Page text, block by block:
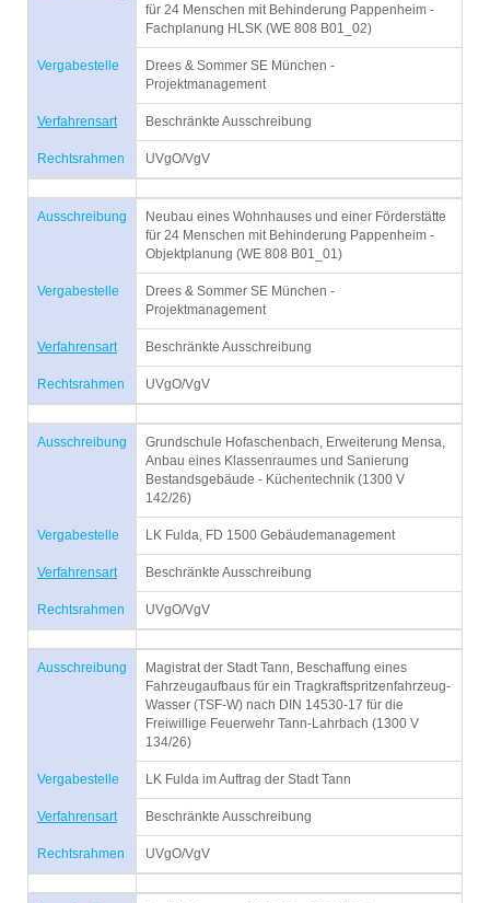
für 24 Menschen mit Behinderung Pappenheim -
Fachplanung HLSK (WE 808 B01_02)
Vergabestelle
Drees & Sommer SE München -
Projektmanagement
Verfahrensart Beschränkte Ausschreibung
Rechtsrahmen UVgO/VgV
Ausschreibung
Neubau eines Wohnhauses und einer Förderstätte
für 24 Menschen mit Behinderung Pappenheim -
Objektplanung (WE 808 B01_01)
Vergabestelle
Drees & Sommer SE München -
Projektmanagement
Verfahrensart Beschränkte Ausschreibung
Rechtsrahmen UVgO/VgV
Ausschreibung
Grundschule Hofaschenbach, Erweiterung Mensa,
Anbau eines Klassenraumes und Sanierung
Bestandsgebäude - Küchentechnik (1300 V
142/26)
Vergabestelle LK Fulda, FD 1500 Gebäudemanagement
Verfahrensart Beschränkte Ausschreibung
Rechtsrahmen UVgO/VgV
Ausschreibung
Magistrat der Stadt Tann, Beschaffung eines
Fahrzeugaufbaus für ein Tragkraftspritzenfahrzeug-
Wasser (TSF-W) nach DIN 14530-17 für die
Freiwillige Feuerwehr Tann-Lahrbach (1300 V
134/26)
Vergabestelle LK Fulda im Auftrag der Stadt Tann
Verfahrensart Beschränkte Ausschreibung
Rechtsrahmen UVgO/VgV